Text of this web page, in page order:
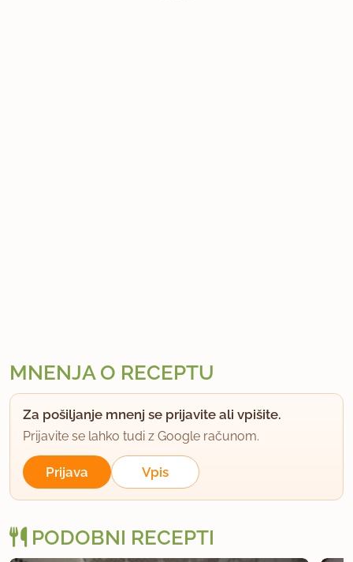
MNENJA O RECEPTU
Za pošiljanje mnenj se prijavite ali vpišite.
Prijavite se lahko tudi z Google računom.
Prijava Vpis
PODOBNI RECEPTI